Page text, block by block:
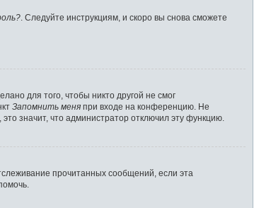
. Следуйте инструкциям, и скоро вы снова сможете
для того, чтобы никто другой не смог
Запомнить меня при входе на конференцию. Не
это значит, что администратор отключил эту функцию.
прочитанных сообщений, если эта